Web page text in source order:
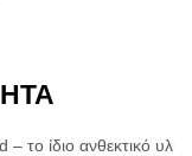
το ίδιο ανθεκτικό